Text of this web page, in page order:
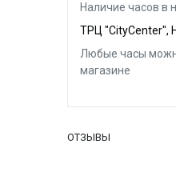
Наличие часов в
ТРЦ "CityCenter",
Любые часы
магазине
ОТЗЫВЫ